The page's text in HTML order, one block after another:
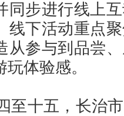
同步进行线上
线下活动重点
从参与到品尝
体验感。
至十五，长治